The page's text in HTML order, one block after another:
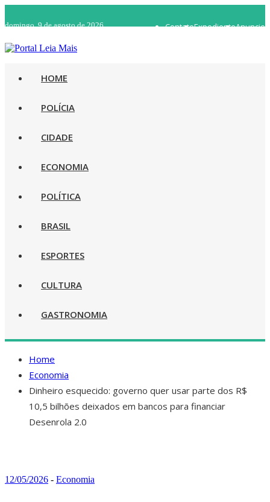
domingo, 9 de agosto de 2026 Anuncie
Expediente
Contato
HOME
POLÍCIA
CIDADE
ECONOMIA
POLÍTICA
BRASIL
ESPORTES
CULTURA
GASTRONOMIA
Home
Economia
Dinheiro esquecido: governo quer usar parte dos R$
10,5 bilhões deixados em bancos para financiar
Desenrola 2.0
12/05/2026 - Economia